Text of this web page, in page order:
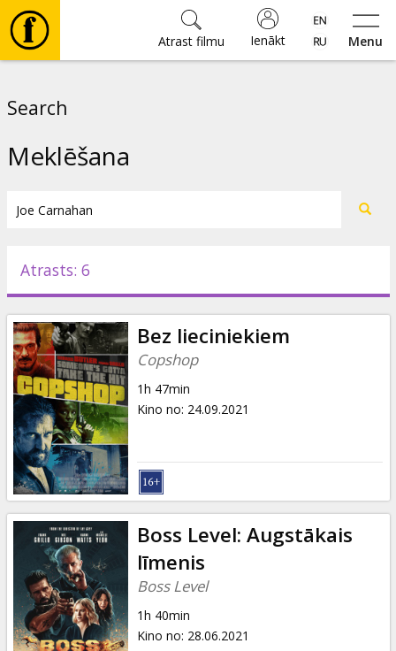
Menu
Ienākt
Atrast filmu
Pasākumi
Ziņas
Dāvanu
kartes
Uzkodas
B2B
Kino
Klubs
Search
Meklēšana
Atrasts: 6
Bez lieciniekiem
Copshop
1h 47min
Kino no: 24.09.2021
Boss Level: Augstākais
līmenis
Boss Level
1h 40min
Kino no: 28.06.2021